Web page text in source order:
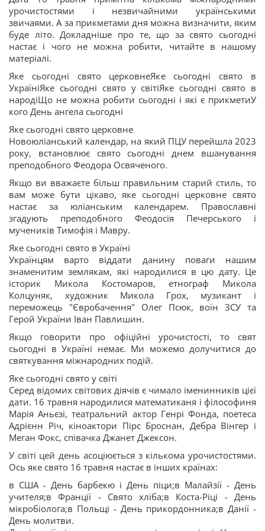
урочистостями і незвичайними українськими
звичаями. А за прикметами дня можна визначити, яким
буде літо. Докладніше про те, що за свято сьогодні
настає і чого не можна робити, читайте в нашому
матеріалі.
Яке сьогодні свято церковнеЯке сьогодні свято в
УкраїніЯке сьогодні свято у світіЯке сьогодні свято в
народіЩо не можна робити сьогодні і які є прикметиУ
кого День ангела сьогодні
Яке сьогодні свято церковне
Новоюліанський календар, на який ПЦУ перейшла 2023
року, встановлює свято сьогодні днем вшанування
преподобного Феодора Освяченого.
Якщо ви вважаєте більш правильним старий стиль, то
вам може бути цікаво, яке сьогодні церковне свято
настає за юліанським календарем. Православні
згадують преподобного Феодосія Печерського і
мучеників Тимофія і Мавру.
Яке сьогодні свято в Україні
Українцям варто віддати данину поваги нашим
знаменитим землякам, які народилися в цю дату. Це
історик Микола Костомаров, етнограф Микола
Колцуняк, художник Микола Грох, музикант і
переможець "Євробачення" Олег Псюк, воїн ЗСУ та
Герой України Іван Павлишин.
Якщо говорити про офіційні урочистості, то свят
сьогодні в Україні немає. Ми можемо долучитися до
святкування міжнародних подій.
Яке сьогодні свято у світі
Серед відомих світових діячів є чимало іменинників цієї
дати. 16 травня народилися математиканя і філософиня
Марія Аньєзі, театральний актор Генрі Фонда, поетеса
Адрієнн Річ, кіноактори Пірс Броснан, Дебра Вінгер і
Меган Фокс, співачка Джанет Джексон.
У світі цей день асоціюється з кількома урочистостями.
Ось яке свято 16 травня настає в інших країнах:
в США - День барбекю і День піци;в Малайзії - День
учителя;в Франції - Свято хліба;в Коста-Ріці - День
мікробіолога;в Польщі - День прикордонника;в Данії -
День молитви.